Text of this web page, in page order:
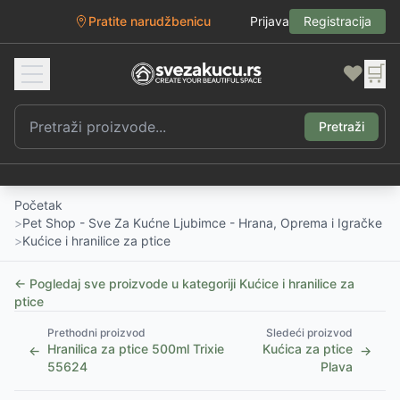
Pratite narudžbenicu Prijava Registracija
❤️ 🛒
Pretraži
Početak
>Pet Shop - Sve Za Kućne Ljubimce - Hrana, Oprema i Igračke
>Kućice i hranilice za ptice
← Pogledaj sve proizvode u kategoriji Kućice i hranilice za
ptice
←
Prethodni proizvod
Hranilica za ptice 500ml Trixie
55624
Sledeći proizvod
Kućica za ptice
Plava
→